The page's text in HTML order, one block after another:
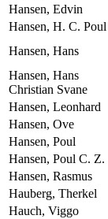
Hansen, Edvin
Hansen, H. C. Poul
Hansen, Hans
Hansen, Hans
Christian Svane
Hansen, Leonhard
Hansen, Ove
Hansen, Poul
Hansen, Poul C. Z.
Hansen, Rasmus
Hauberg, Therkel
Hauch, Viggo